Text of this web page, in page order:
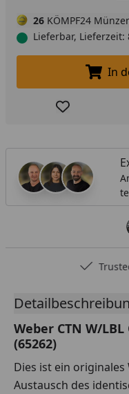
26 KÖMPF24
Lieferbar,
In
Produkt zur
Weber CTN W/LBL
(65262)
Dies ist ein
Austausch des